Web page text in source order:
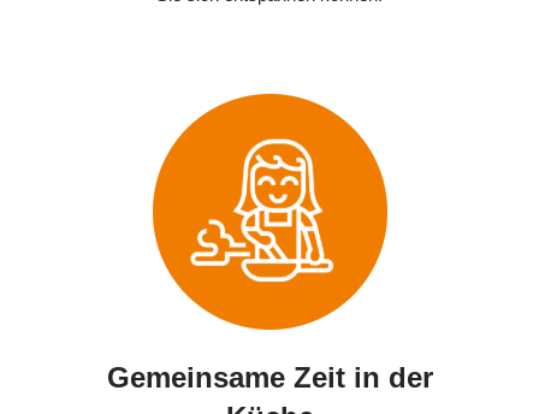
Gemeinsame Zeit in der